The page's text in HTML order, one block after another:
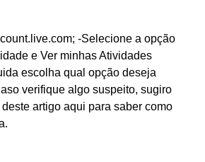
-Selecione a opção
e Ver minhas Atividades
escolha qual opção deseja
verifique algo suspeito, sugiro
artigo aqui para saber como